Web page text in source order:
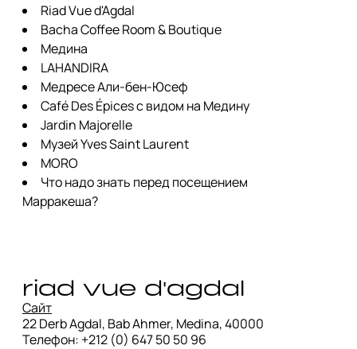
Riad Vue d'Agdal
Bacha Coffee Room & Boutique
Медина
LAHANDIRA
Медресе Али-бен-Юсеф
Café Des Épices с видом на Медину
Jardin Majorelle
Музей Yves Saint Laurent
MORO
Что надо знать перед посещением
Марракеша?
riad vue d'agdal
Сайт
22 Derb Agdal, Bab Ahmer, Medina, 40000
Телефон: +212 (0) 647 50 50 96